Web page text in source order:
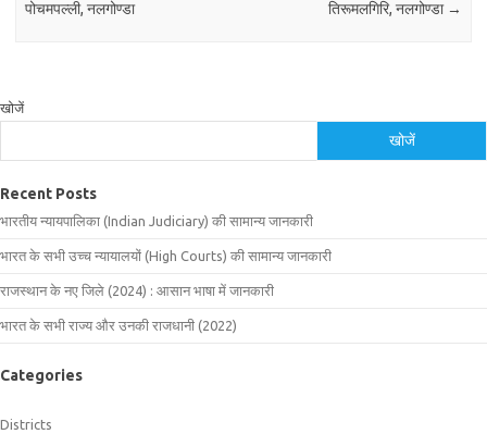
पोचमपल्ली, नलगोण्डा
तिरूमलगिरि, नलगोण्डा →
खोजें
खोजें
Recent Posts
भारतीय न्यायपालिका (Indian Judiciary) की सामान्य जानकारी
भारत के सभी उच्च न्यायालयों (High Courts) की सामान्य जानकारी
राजस्थान के नए जिले (2024) : आसान भाषा में जानकारी
भारत के सभी राज्य और उनकी राजधानी (2022)
Categories
Districts